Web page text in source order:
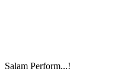
Salam Perform...!